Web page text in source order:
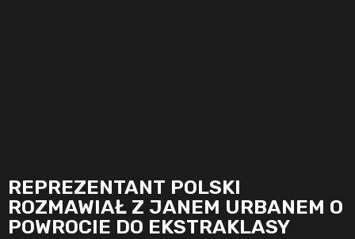
REPREZENTANT POLSKI
ROZMAWIAŁ Z JANEM URBANEM O
POWROCIE DO EKSTRAKLASY